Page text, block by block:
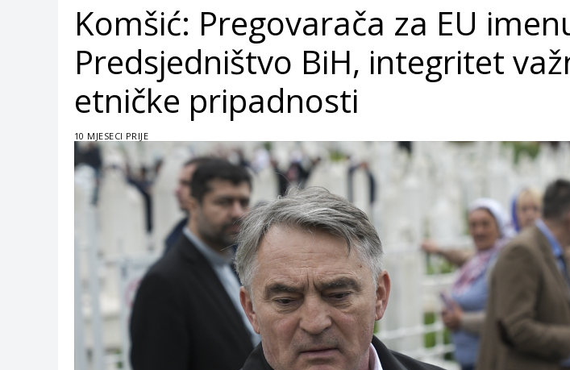
Komšić: Pregovarača za EU
Predsjedništvo BiH, integritet
etničke pripadnosti
10 MJESECI PRIJE